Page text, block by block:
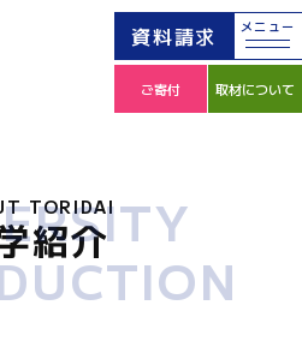
資料請求 メニュー
ご寄付 取材について
TORIDAI
紹介